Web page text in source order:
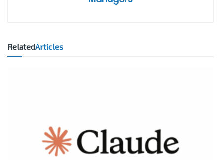
RelatedArticles